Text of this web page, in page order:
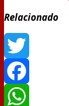
Relacionado
Twitter
Facebook